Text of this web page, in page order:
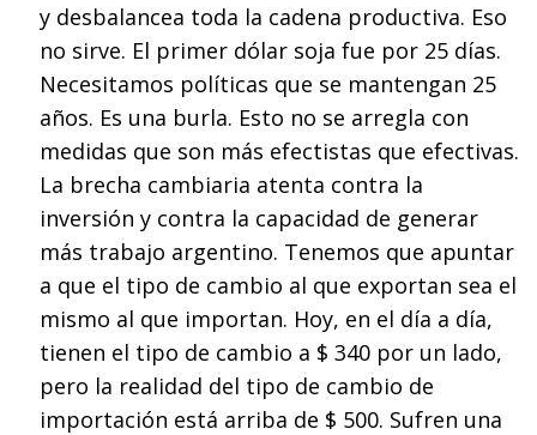
y desbalancea toda la cadena productiva. Eso
no sirve. El primer dólar soja fue por 25 días.
Necesitamos políticas que se mantengan 25
años. Es una burla. Esto no se arregla con
medidas que son más efectistas que efectivas.
La brecha cambiaria atenta contra la
inversión y contra la capacidad de generar
más trabajo argentino. Tenemos que apuntar
a que el tipo de cambio al que exportan sea el
mismo al que importan. Hoy, en el día a día,
tienen el tipo de cambio a $ 340 por un lado,
pero la realidad del tipo de cambio de
importación está arriba de $ 500. Sufren una